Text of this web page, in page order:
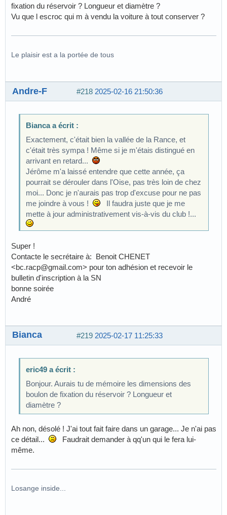
fixation du réservoir ? Longueur et diamètre ?
Vu que l escroc qui m à vendu la voiture à tout conserver ?
Le plaisir est a la portée de tous
#218 2025-02-16 21:50:36
Andre-F
Bianca a écrit :
Exactement, c'était bien la vallée de la Rance, et
c'était très sympa ! Même si je m'étais distingué en
arrivant en retard...
Jérôme m'a laissé entendre que cette année, ça
pourrait se dérouler dans l'Oise, pas très loin de chez
moi... Donc je n'aurais pas trop d'excuse pour ne pas
me joindre à vous !
Il faudra juste que je me
mette à jour administrativement vis-à-vis du club !...
Super !
Contacte le secrétaire à: Benoit CHENET
<bc.racp@gmail.com> pour ton adhésion et recevoir le
bulletin d'inscription à la SN
bonne soirée
André
#219 2025-02-17 11:25:33
Bianca
eric49 a écrit :
Bonjour. Aurais tu de mémoire les dimensions des
boulon de fixation du réservoir ? Longueur et
diamètre ?
Ah non, désolé ! J'ai tout fait faire dans un garage... Je n'ai pas
ce détail...
Faudrait demander à qq'un qui le fera lui-
même.
Losange inside...